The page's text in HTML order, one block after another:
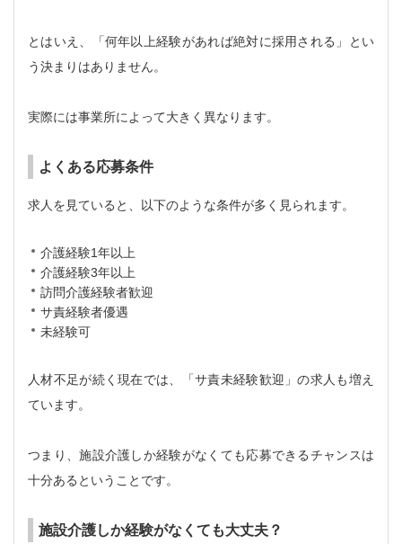
とはいえ、「何年以上経験があれば絶対に採用される」とい
う決まりはありません。
実際には事業所によって大きく異なります。
よくある応募条件
求人を見ていると、以下のような条件が多く見られます。
介護経験1年以上
介護経験3年以上
訪問介護経験者歓迎
サ責経験者優遇
未経験可
人材不足が続く現在では、「サ責未経験歓迎」の求人も増え
ています。
つまり、施設介護しか経験がなくても応募できるチャンスは
十分あるということです。
施設介護しか経験がなくても大丈夫？